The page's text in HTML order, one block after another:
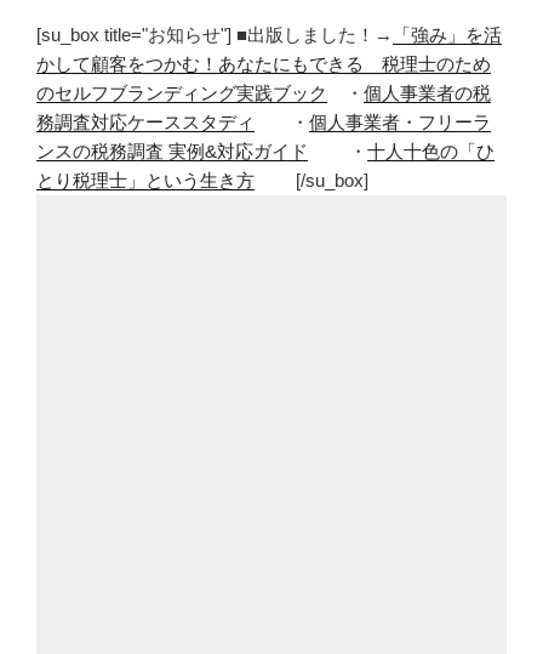
[su_box title="お知らせ"] ■出版しました！→
「強み」を活
かして顧客をつかむ！あなたにもできる 税理士のため
のセルフブランディング実践ブック
・ 個人事業者の税
務調査対応ケーススタディ
・ 個人事業者・フリーラ
ンスの税務調査 実例&対応ガイド
・ 十人十色の「ひ
とり税理士」という生き方 [/su_box]